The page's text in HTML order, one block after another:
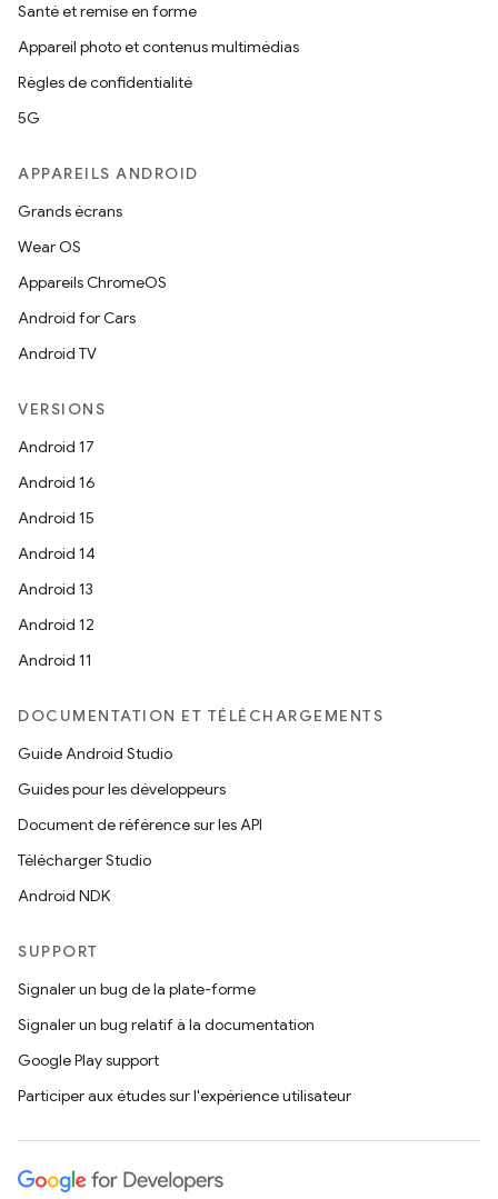
Santé et remise en forme
Appareil photo et contenus multimédias
Règles de confidentialité
5G
APPAREILS ANDROID
Grands écrans
Wear OS
Appareils ChromeOS
Android for Cars
Android TV
VERSIONS
Android 17
Android 16
Android 15
Android 14
Android 13
Android 12
Android 11
DOCUMENTATION ET TÉLÉCHARGEMENTS
Guide Android Studio
Guides pour les développeurs
Document de référence sur les API
Télécharger Studio
Android NDK
SUPPORT
Signaler un bug de la plate-forme
Signaler un bug relatif à la documentation
Google Play support
Participer aux études sur l'expérience utilisateur